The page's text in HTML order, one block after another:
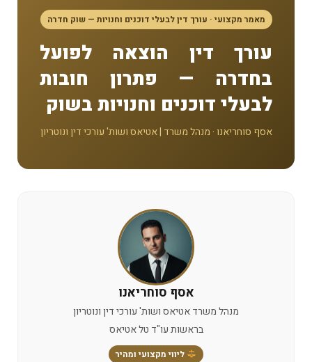
מאמר מקצועי · עורך דין לבעלי דוכנים וחנויות — שוק חדרה
עורך דין הוצאה לפועל
בחדרה — פתרון חובות
לבעלי דוכנים וחנויות בשוק
אסף סוחריאנו · מנהל משרד | אטיאס ושות' עורכי דין ונוטריון
אסף סוחריאנו
מנהל משרד אטיאס ושות' עורכי דין ונוטריון
בראשות עו"ד טל אטיאס
ליווי מקצועי ומהיר